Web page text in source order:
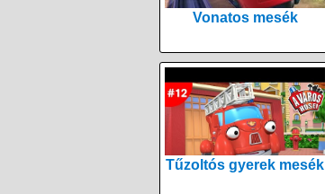
Vonatos mesék
Tűzoltós gyerek mesék